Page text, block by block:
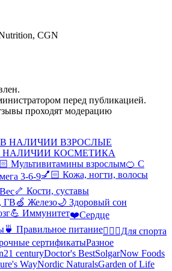
CGN
перед публикацией.
проходят модерацию
В НАЛИЧИИ ВЗРОСЛЫЕ
НАЛИЧИИ КОСМЕТИКА
Мультивитамины взрослым🍊 С
3-6-9💅🏻 Кожа, ногти, волосы
🦴 Кости, суставы
ГВ🍏 Железо🌙 Здоровый сон
💪 Иммунитет❤️Сердце
🍵 Правильное питание🤸🏻‍♀️Для спорта
сертификатыРазное
21 centuryDoctor's BestSolgarNow Foods
WayNordic NaturalsGarden of Life